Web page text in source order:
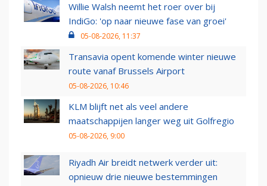
Willie Walsh neemt het roer over bij
IndiGo: 'op naar nieuwe fase van groei'
05-08-2026, 11:37
Transavia opent komende winter nieuwe
route vanaf Brussels Airport
05-08-2026, 10:46
KLM blijft net als veel andere
maatschappijen langer weg uit Golfregio
05-08-2026, 9:00
Riyadh Air breidt netwerk verder uit:
opnieuw drie nieuwe bestemmingen